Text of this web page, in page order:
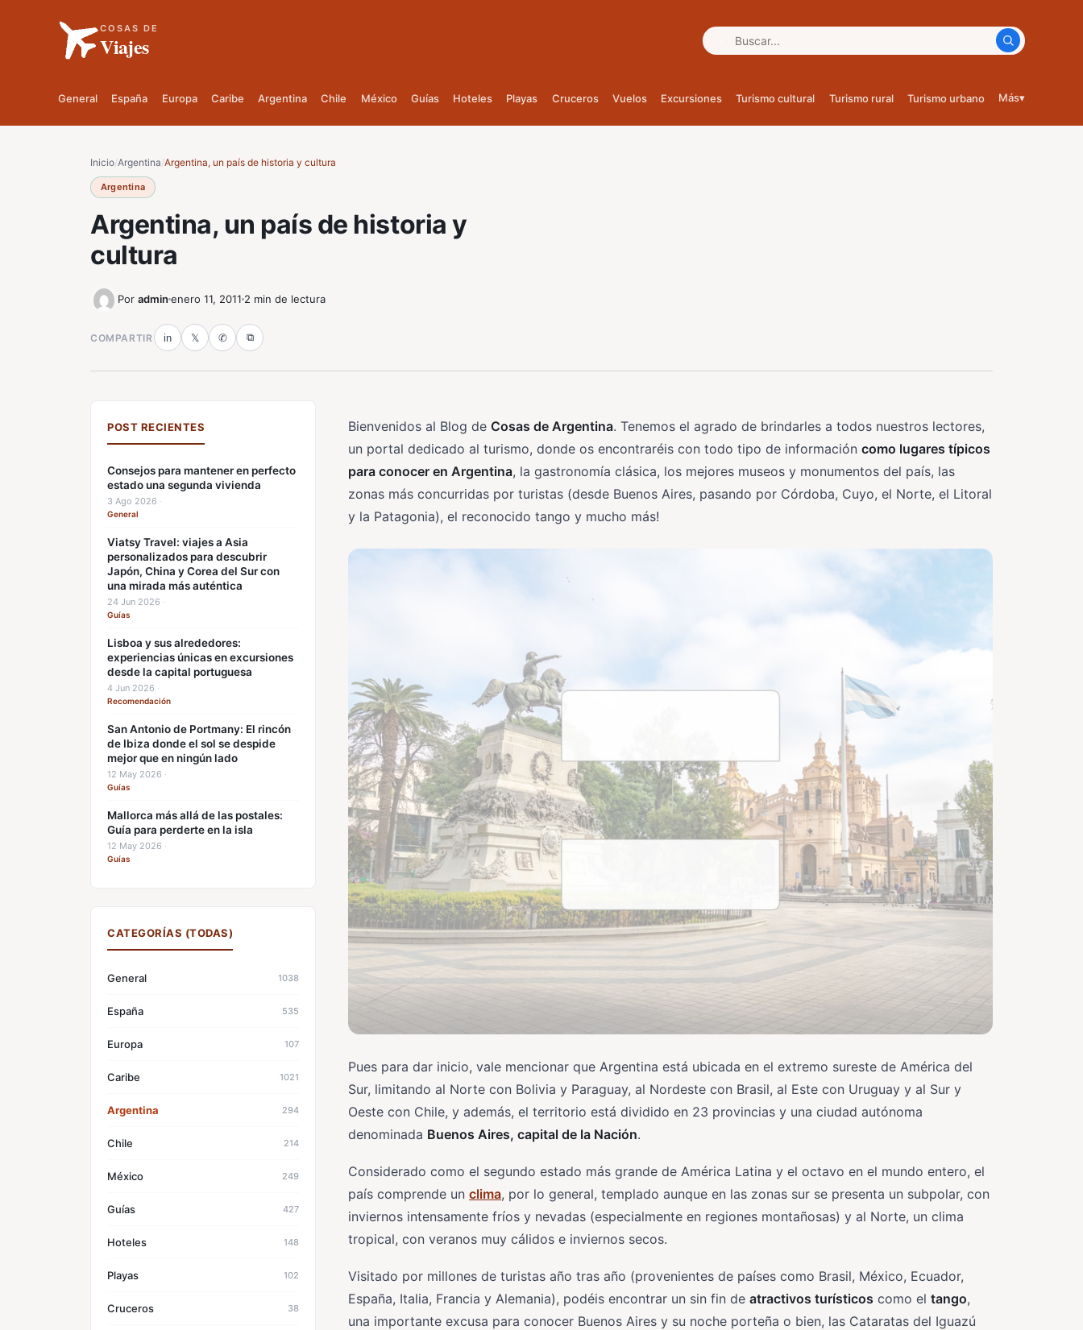
COSAS DE
Viajes Buscar:
General España Europa Caribe Argentina Chile México Guías Hoteles Playas Cruceros Vuelos Excursiones Turismo cultural Turismo rural Turismo urbano Más▾
Inicio/Argentina/Argentina, un país de historia y cultura
Argentina
Argentina, un país de historia y
cultura
Por admin enero 11, 2011 2 min de lectura
COMPARTIR in 𝕏 ✆ ⧉
POST RECIENTES
Consejos para mantener en perfecto
estado una segunda vivienda
3 Ago 2026 ·
General
Viatsy Travel: viajes a Asia
personalizados para descubrir
Japón, China y Corea del Sur con
una mirada más auténtica
24 Jun 2026 ·
Guías
Lisboa y sus alrededores:
experiencias únicas en excursiones
desde la capital portuguesa
4 Jun 2026 ·
Recomendación
San Antonio de Portmany: El rincón
de Ibiza donde el sol se despide
mejor que en ningún lado
12 May 2026 ·
Guías
Mallorca más allá de las postales:
Guía para perderte en la isla
12 May 2026 ·
Guías
CATEGORÍAS (TODAS)
General 1038
España 535
Europa 107
Caribe 1021
Argentina 294
Chile 214
México 249
Guías 427
Hoteles 148
Playas 102
Cruceros 38
Bienvenidos al Blog de Cosas de Argentina. Tenemos el agrado de brindarles a todos nuestros lectores,
un portal dedicado al turismo, donde os encontraréis con todo tipo de información como lugares típicos
para conocer en Argentina, la gastronomía clásica, los mejores museos y monumentos del país, las
zonas más concurridas por turistas (desde Buenos Aires, pasando por Córdoba, Cuyo, el Norte, el Litoral
y la Patagonia), el reconocido tango y mucho más!
Pues para dar inicio, vale mencionar que Argentina está ubicada en el extremo sureste de América del
Sur, limitando al Norte con Bolivia y Paraguay, al Nordeste con Brasil, al Este con Uruguay y al Sur y
Oeste con Chile, y además, el territorio está dividido en 23 provincias y una ciudad autónoma
denominada Buenos Aires, capital de la Nación.
Considerado como el segundo estado más grande de América Latina y el octavo en el mundo entero, el
país comprende un clima, por lo general, templado aunque en las zonas sur se presenta un subpolar, con
inviernos intensamente fríos y nevadas (especialmente en regiones montañosas) y al Norte, un clima
tropical, con veranos muy cálidos e inviernos secos.
Visitado por millones de turistas año tras año (provenientes de países como Brasil, México, Ecuador,
España, Italia, Francia y Alemania), podéis encontrar un sin fin de atractivos turísticos como el tango,
una importante excusa para conocer Buenos Aires y su noche porteña o bien, las Cataratas del Iguazú